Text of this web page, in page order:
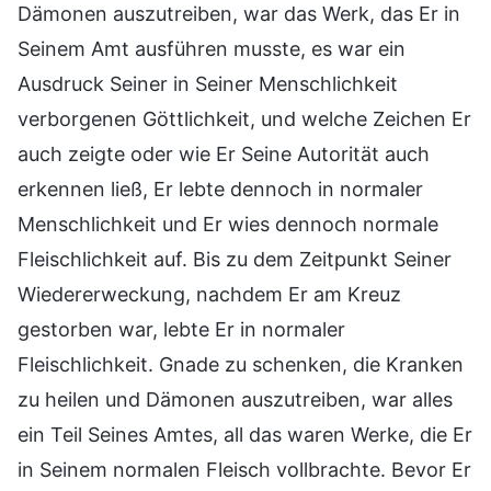
Dämonen auszutreiben, war das Werk, das Er in
Seinem Amt ausführen musste, es war ein
Ausdruck Seiner in Seiner Menschlichkeit
verborgenen Göttlichkeit, und welche Zeichen Er
auch zeigte oder wie Er Seine Autorität auch
erkennen ließ, Er lebte dennoch in normaler
Menschlichkeit und Er wies dennoch normale
Fleischlichkeit auf. Bis zu dem Zeitpunkt Seiner
Wiedererweckung, nachdem Er am Kreuz
gestorben war, lebte Er in normaler
Fleischlichkeit. Gnade zu schenken, die Kranken
zu heilen und Dämonen auszutreiben, war alles
ein Teil Seines Amtes, all das waren Werke, die Er
in Seinem normalen Fleisch vollbrachte. Bevor Er